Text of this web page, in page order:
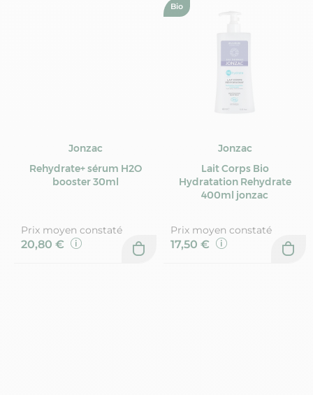
Jonzac
Rehydrate+ sérum H2O
booster 30ml
Prix moyen constaté
20,80 €
Jonzac
Lait Corps Bio
Hydratation Rehydrate
400ml jonzac
Bio
Prix moyen constaté
17,50 €